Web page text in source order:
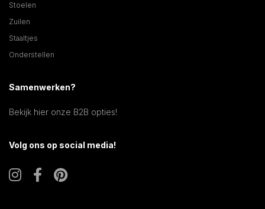
Stoelen
Zuilen
Staaltjes
Onderstellen
Samenwerken?
Bekijk hier onze B2B opties!
Volg ons op social media!